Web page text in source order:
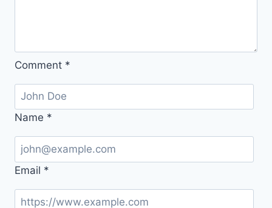
Comment *
Name *
Email *